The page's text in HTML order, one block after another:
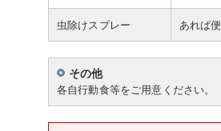
虫除けスプレー あれば
その他
各自行動食等をご用意ください。